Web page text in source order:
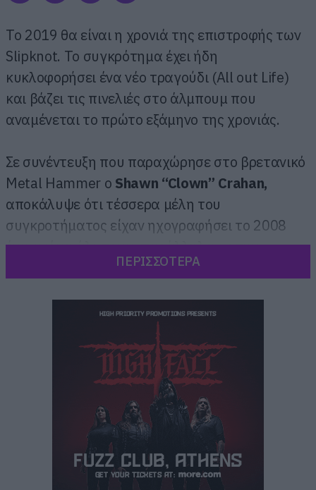
Το 2019 θα είναι η χρονιά της επιστροφής των
Slipknot. To συγκρότημα έχει ήδη
κυκλοφορήσει ένα νέο τραγούδι (All out Life)
και βάζει τις πινελιές στο άλμπουμ που
αναμένεται το πρώτο εξάμηνο της χρονιάς.
Σε συνέντευξη που παραχώρησε στο βρετανικό
Metal Hammer o Shawn “Clown” Crahan,
αποκάλυψε ότι τέσσερα μέλη του
συγκροτήματος είχαν ηχογραφήσει το 2008
ένα ακόμα άλμπουμ, παράλληλα με την
δημιουργία του All hope is Gone.
ΠΕΡΙΣΣΟΤΕΡΑ